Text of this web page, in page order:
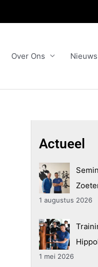
Over Ons Nieuws
Actueel
1 augustus 2026
1 mei 2026